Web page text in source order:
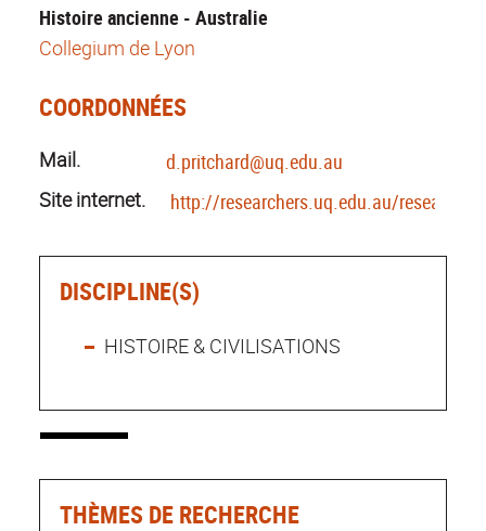
Histoire ancienne - Australie
Collegium de Lyon
COORDONNÉES
Mail.
d.pritchard@uq.edu.au
Site internet.
http://researchers.uq.edu.au/
DISCIPLINE(S)
HISTOIRE & CIVILISATIONS
THÈMES DE RECHERCHE